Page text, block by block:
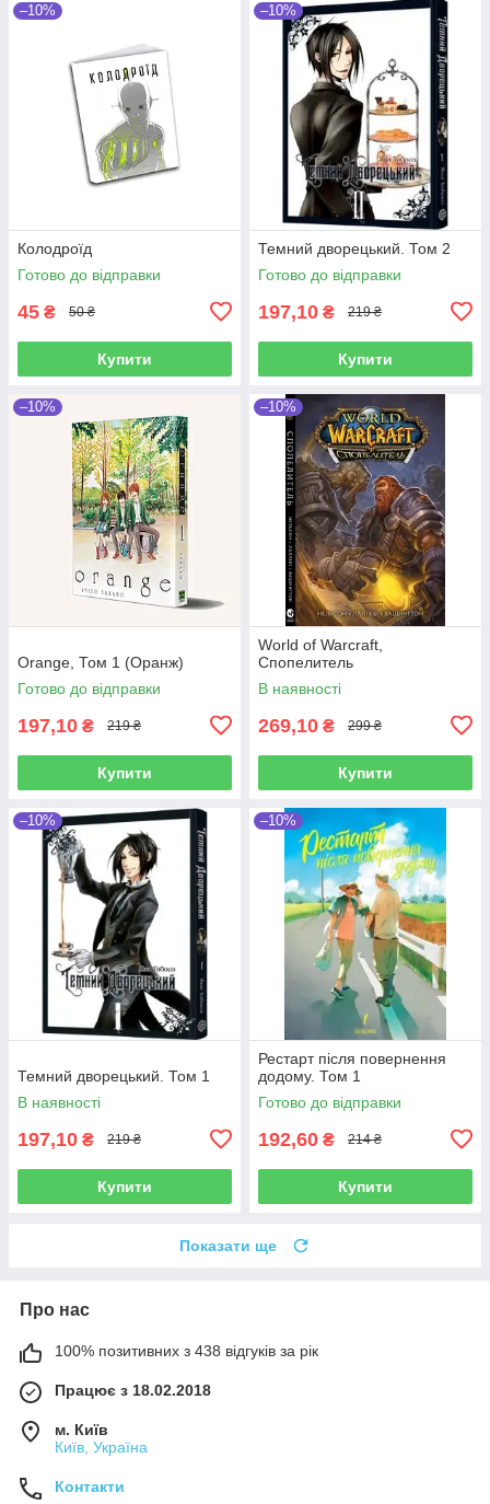
–10%
Колодроїд
Готово до відправки
45 ₴ 50 ₴
Купити
–10%
Темний дворецький. Том 2
Готово до відправки
197,10 ₴ 219 ₴
Купити
–10%
Orange, Том 1 (Оранж)
Готово до відправки
197,10 ₴ 219 ₴
Купити
–10%
World of Warcraft,
Cпопелитель
В наявності
269,10 ₴ 299 ₴
Купити
–10%
Темний дворецький. Том 1
В наявності
197,10 ₴ 219 ₴
Купити
–10%
Рестарт після повернення
додому. Том 1
Готово до відправки
192,60 ₴ 214 ₴
Купити
Показати ще
Про нас
100% позитивних з 438 відгуків за рік
Працює з 18.02.2018
м. Київ
Київ, Україна
Контакти